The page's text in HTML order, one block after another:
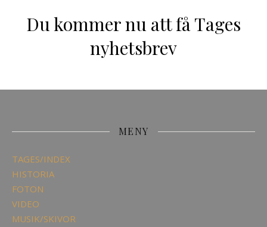
Du kommer nu att få Tages
nyhetsbrev
MENY
TAGES/INDEX
HISTORIA
FOTON
VIDEO
MUSIK/SKIVOR